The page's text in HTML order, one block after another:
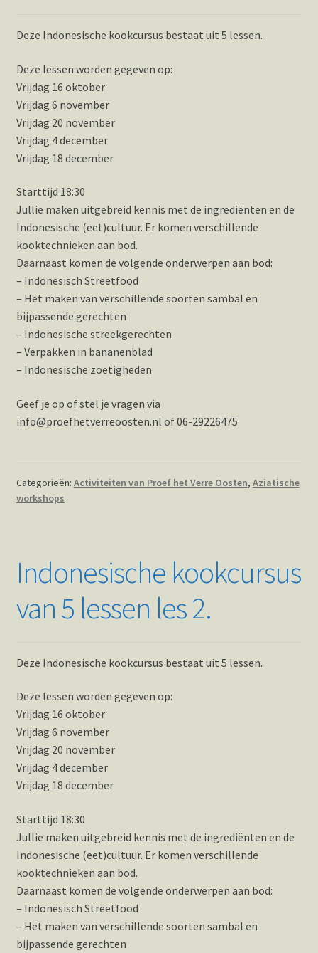
Deze Indonesische kookcursus bestaat uit 5 lessen.
Deze lessen worden gegeven op:
Vrijdag 16 oktober
Vrijdag 6 november
Vrijdag 20 november
Vrijdag 4 december
Vrijdag 18 december
Starttijd 18:30
Jullie maken uitgebreid kennis met de ingrediënten en de
Indonesische (eet)cultuur. Er komen verschillende
kooktechnieken aan bod.
Daarnaast komen de volgende onderwerpen aan bod:
– Indonesisch Streetfood
– Het maken van verschillende soorten sambal en
bijpassende gerechten
– Indonesische streekgerechten
– Verpakken in bananenblad
– Indonesische zoetigheden
Geef je op of stel je vragen via
info@proefhetverreoosten.nl of 06-29226475
Categorieën: Activiteiten van Proef het Verre Oosten, Aziatische
workshops
Indonesische kookcursus
van 5 lessen les 2.
Deze Indonesische kookcursus bestaat uit 5 lessen.
Deze lessen worden gegeven op:
Vrijdag 16 oktober
Vrijdag 6 november
Vrijdag 20 november
Vrijdag 4 december
Vrijdag 18 december
Starttijd 18:30
Jullie maken uitgebreid kennis met de ingrediënten en de
Indonesische (eet)cultuur. Er komen verschillende
kooktechnieken aan bod.
Daarnaast komen de volgende onderwerpen aan bod:
– Indonesisch Streetfood
– Het maken van verschillende soorten sambal en
bijpassende gerechten